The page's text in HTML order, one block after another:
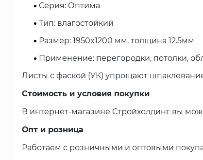
Серия: Оптима
Тип: влагостойкий
Размер: 1950x1200 мм, толщина 12.5мм
Применение: перегородки, потолки,
Листы с фаской (УК) упрощают
Стоимость и условия покупки
В интернет-магазине Стройхолдинг вы
Опт и розница
Работаем с розничными и оптовыми